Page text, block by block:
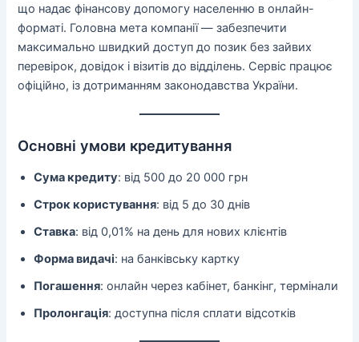
що надає фінансову допомогу населенню в онлайн-
форматі. Головна мета компанії — забезпечити
максимально швидкий доступ до позик без зайвих
перевірок, довідок і візитів до відділень. Сервіс працює
офіційно, із дотриманням законодавства України.
Основні умови кредитування
Сума кредиту: від 500 до 20 000 грн
Строк користування: від 5 до 30 днів
Ставка: від 0,01% на день для нових клієнтів
Форма видачі: на банківську картку
Погашення: онлайн через кабінет, банкінг, термінали
Пролонгація: доступна після сплати відсотків